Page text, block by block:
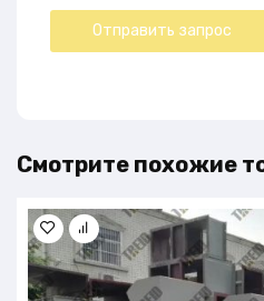
Смотрите похожие